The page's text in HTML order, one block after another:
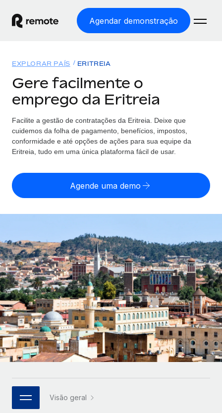
Agendar demonstração
EMPREGO GLOBAL
Processamento Salarial
Processamento salarial fácil e em conformidade
Employer of Record
entidades
SERVICES
Perguntar a um especialista
Obtenha apoio especializado em RH e
conformidade globais
Soluções
COBERTURA GLOBAL
Explorador de países
Encontra apoio para emprego global por país
Comparar a Remote
Veja como nos comparamos com os outros
Parceiros tecnológicos estratégicos
Integre os RH globais na sua plataforma de forma
flexível
CASE STUDIES
Preçário
English
Français
Deutsch
Español
Italiano
Português (Portugal)
日本語
한국어
中文（简体）
Início de sessão
EXPLORAR PAÍS ERITREIA
Gere facilmente o
emprego da Eritreia
Facilite a gestão de contratações da Eritreia. Deixe que
cuidemos da folha de pagamento, benefícios, impostos,
conformidade e até opções de ações para sua equipe da
Eritreia, tudo em uma única plataforma fácil de usar.
Agende uma demo
Visão geral